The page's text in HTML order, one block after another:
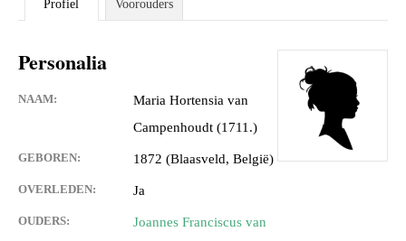
Profiel Voorouders
Personalia
NAAM:
Maria Hortensia van
Campenhoudt (1711.)
GEBOREN: 1872 (Blaasveld, België)
OVERLEDEN: Ja
OUDERS:
Joannes Franciscus van